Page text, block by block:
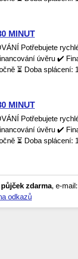
MINUT
Potřebujete
úvěru ✔️
⏳ Doba splácení:
MINUT
Potřebujete
úvěru ✔️
⏳ Doba splácení:
zdarma, e-
odkazů